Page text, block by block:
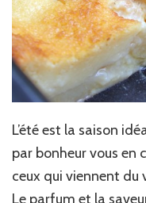
L’été est la saison
par bonheur vous en
ceux qui viennent du
Le parfum et la